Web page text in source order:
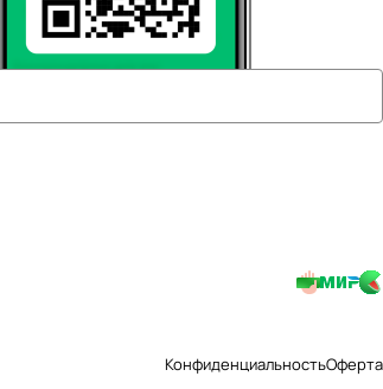
КонфиденциальностьОферта